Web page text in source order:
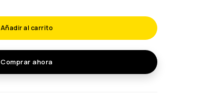
Añadir al carrito
Comprar ahora